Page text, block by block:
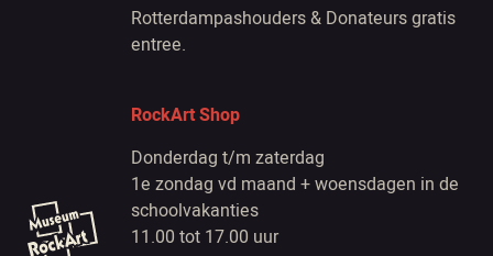
Rotterdampashouders & Donateurs gratis
entree.
RockArt Shop
Donderdag t/m zaterdag
1e zondag vd maand + woensdagen in de
schoolvakanties
11.00 tot 17.00 uur